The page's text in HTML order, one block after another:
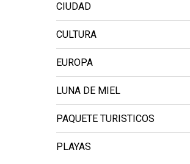
CIUDAD
CULTURA
EUROPA
LUNA DE MIEL
PAQUETE TURISTICOS
PLAYAS